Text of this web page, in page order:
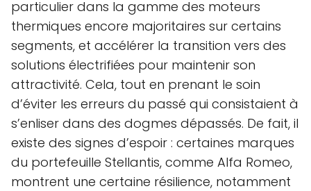
particulier dans la gamme des moteurs
thermiques encore majoritaires sur certains
segments, et accélérer la transition vers des
solutions électrifiées pour maintenir son
attractivité. Cela, tout en prenant le soin
d’éviter les erreurs du passé qui consistaient à
s’enliser dans des dogmes dépassés. De fait, il
existe des signes d’espoir : certaines marques
du portefeuille Stellantis, comme Alfa Romeo,
montrent une certaine résilience, notamment